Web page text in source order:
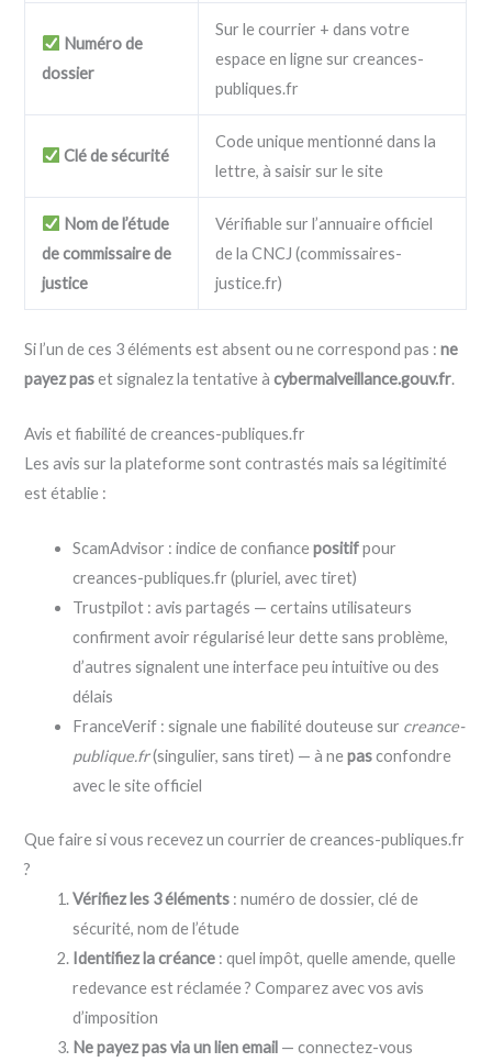
Numéro de
dossier
Sur le courrier + dans votre
espace en ligne sur creances-
publiques.fr
Clé de sécurité
Code unique mentionné dans la
lettre, à saisir sur le site
Nom de l’étude
de commissaire de
justice
Vérifiable sur l’annuaire officiel
de la CNCJ (commissaires-
justice.fr)
Si l’un de ces 3 éléments est absent ou ne correspond pas :ne
payez paset signalez la tentative àcybermalveillance.gouv.fr.
Avis et fiabilité de creances-publiques.fr
Les avis sur la plateforme sont contrastés mais sa légitimité
est établie :
ScamAdvisor : indice de confiancepositifpour
creances-publiques.fr (pluriel, avec tiret)
Trustpilot : avis partagés — certains utilisateurs
confirment avoir régularisé leur dette sans problème,
d’autres signalent une interface peu intuitive ou des
délais
FranceVerif : signale une fiabilité douteuse sur creance-
publique.fr(singulier, sans tiret) — à nepasconfondre
avec le site officiel
Que faire si vous recevez un courrier de creances-publiques.fr
?
Vérifiez les 3 éléments : numéro de dossier, clé de
sécurité, nom de l’étude
Identifiez la créance : quel impôt, quelle amende, quelle
redevance est réclamée ? Comparez avec vos avis
d’imposition
Ne payez pas via un lien email — connectez-vous